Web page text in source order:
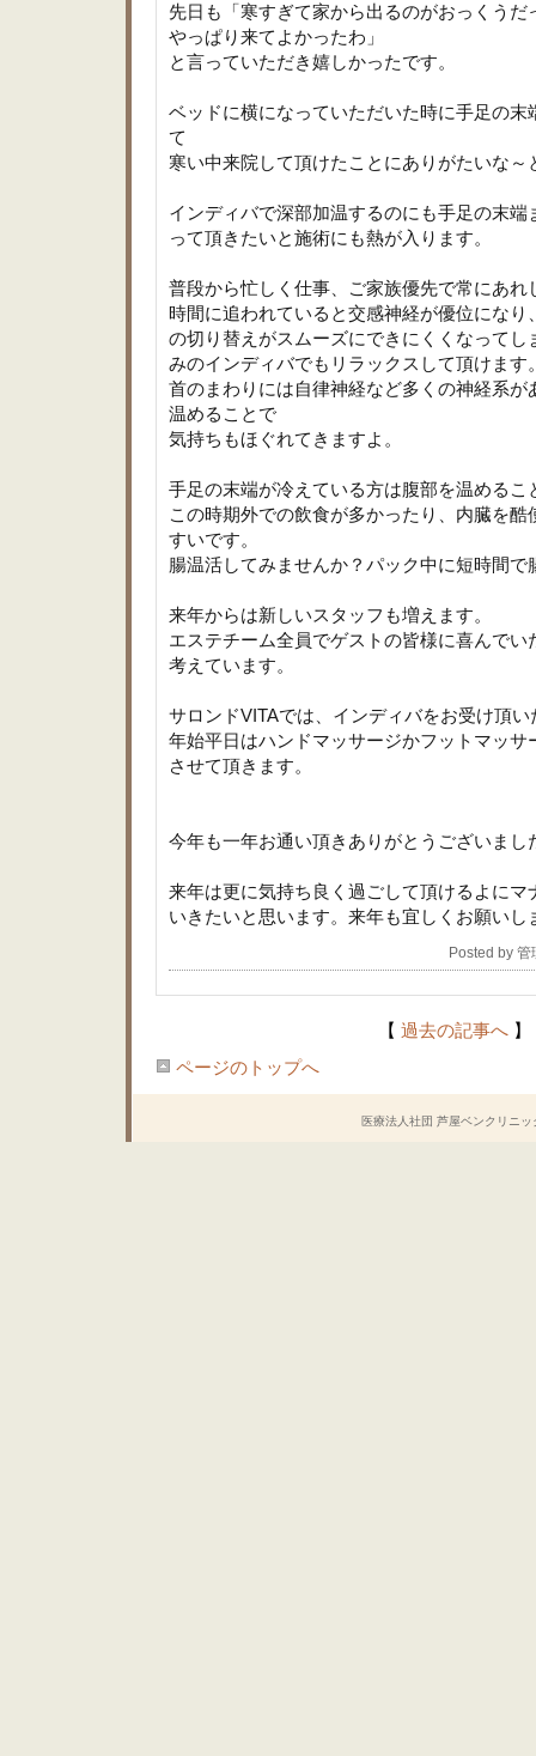
先日も「寒すぎて家から出るのがおっくうだ
やっぱり来てよかったわ」
と言っていただき嬉しかったです。
ベッドに横になっていただいた時に手足の末
て
寒い中来院して頂けたことにありがたいな～
インディバで深部加温するのにも手足の末
って頂きたいと施術にも熱が入ります。
普段から忙しく仕事、ご家族優先で常にあれ
時間に追われていると交感神経が優位になり
の切り替えがスムーズにできにくくなってし
みのインディバでもリラックスして頂けます
首のまわりには自律神経など多くの神経系が
温めることで
気持ちもほぐれてきますよ。
手足の末端が冷えている方は腹部を温めるこ
この時期外での飲食が多かったり、内臓を
すいです。
腸温活してみませんか？パック中に短時間で
来年からは新しいスタッフも増えます。
エステチーム全員でゲストの皆様に喜んでい
考えています。
サロンドVITAでは、インディバをお受け頂い
年始平日はハンドマッサージかフットマッサ
させて頂きます。
今年も一年お通い頂きありがとうございまし
来年は更に気持ち良く過ごして頂けるよにマ
いきたいと思います。来年も宜しくお願いし
Posted by
【 過去の記事へ 】
ページのトップへ
医療法人社団 芦屋ベンクリニ